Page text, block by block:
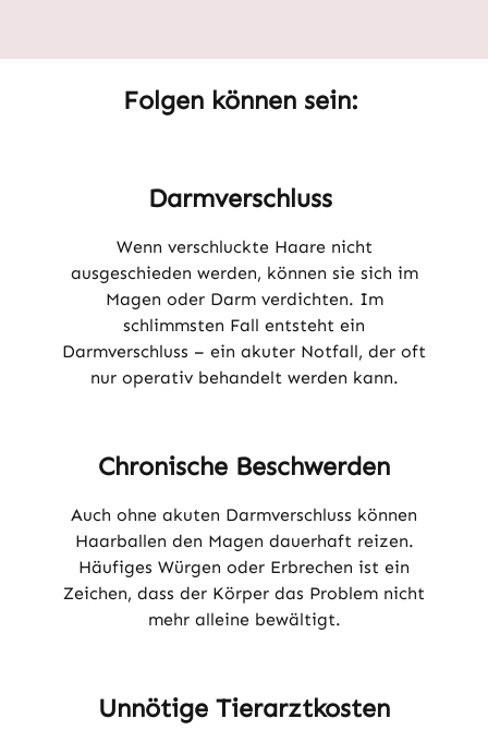
Folgen können sein:
Darmverschluss
Wenn verschluckte Haare nicht
ausgeschieden werden, können sie sich im
Magen oder Darm verdichten. Im
schlimmsten Fall entsteht ein
Darmverschluss – ein akuter Notfall, der oft
nur operativ behandelt werden kann.
Chronische Beschwerden
Auch ohne akuten Darmverschluss können
Haarballen den Magen dauerhaft reizen.
Häufiges Würgen oder Erbrechen ist ein
Zeichen, dass der Körper das Problem nicht
mehr alleine bewältigt.
Unnötige Tierarztkosten